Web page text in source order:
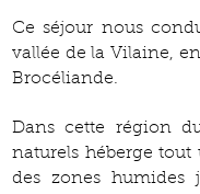
Ce séjour nous
vallée de la Vilaine,
Brocéliande.
Dans cette région
naturels héberge tout
des zones humides